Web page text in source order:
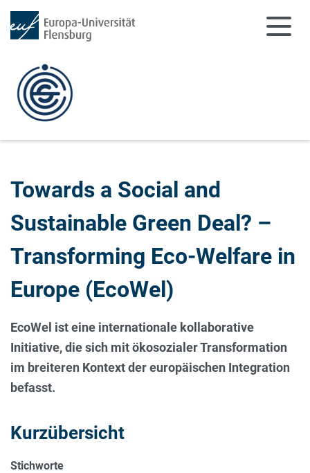
Towards a Social and
Sustainable Green Deal? –
Transforming Eco-Welfare in
Europe (EcoWel)
EcoWel ist eine internationale kollaborative
Initiative, die sich mit ökosozialer Transformation
im breiteren Kontext der europäischen Integration
befasst.
Kurzübersicht
Stichworte